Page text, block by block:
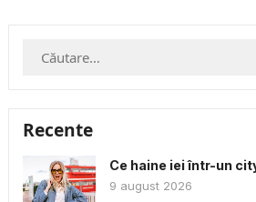
Caută
Recente
Ce haine iei într-un
9 august 2026